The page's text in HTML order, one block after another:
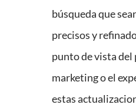
búsqueda que
precisos y
punto de vista del
marketing o el
estas